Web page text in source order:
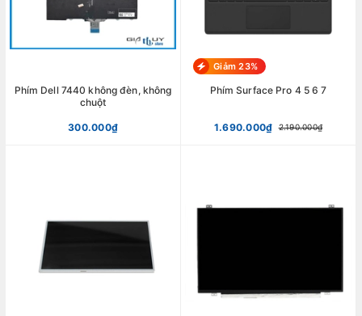
Phím Dell 7440 không đèn, không
chuột
300.000₫
Giảm 23%
Phím Surface Pro 4 5 6 7
1.690.000₫ 2.190.000₫